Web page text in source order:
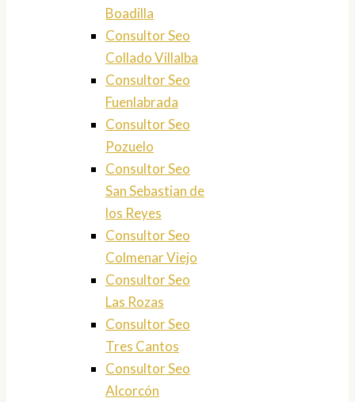
Boadilla
Consultor Seo
Collado Villalba
Consultor Seo
Fuenlabrada
Consultor Seo
Pozuelo
Consultor Seo
San Sebastian de
los Reyes
Consultor Seo
Colmenar Viejo
Consultor Seo
Las Rozas
Consultor Seo
Tres Cantos
Consultor Seo
Alcorcón